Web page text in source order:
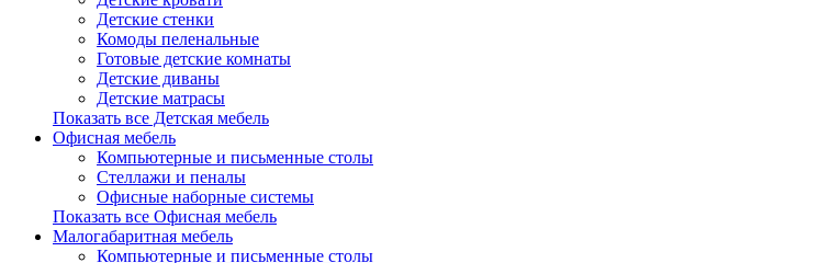
Детские стенки
Комоды пеленальные
Готовые детские комнаты
Детские диваны
Детские матрасы
Показать все Детская мебель
Офисная мебель
Компьютерные и письменные столы
Стеллажи и пеналы
Офисные наборные системы
Показать все Офисная мебель
Малогабаритная мебель
Компьютерные и письменные столы